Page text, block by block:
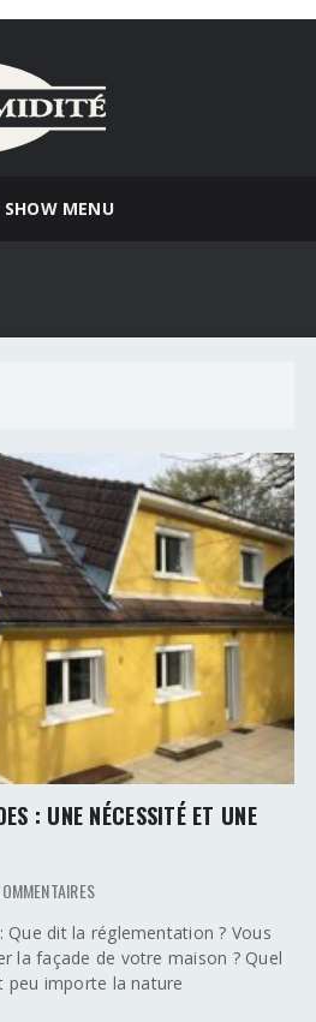
SHOW MENU
: UNE NÉCESSITÉ ET UNE
Que dit la réglementation ? Vous
la façade de votre maison ? Quel
importe la nature